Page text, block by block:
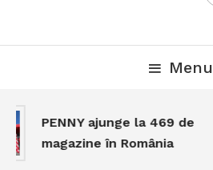
Menu
PENNY ajunge la 469 de
magazine în România